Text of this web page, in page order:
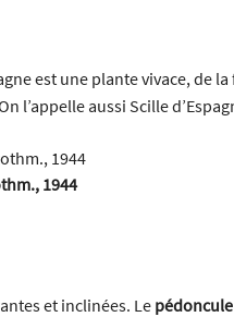
Vidéos
est une plante vivace, de
l’appelle aussi Scille
1944
et inclinées. Le pédoncule